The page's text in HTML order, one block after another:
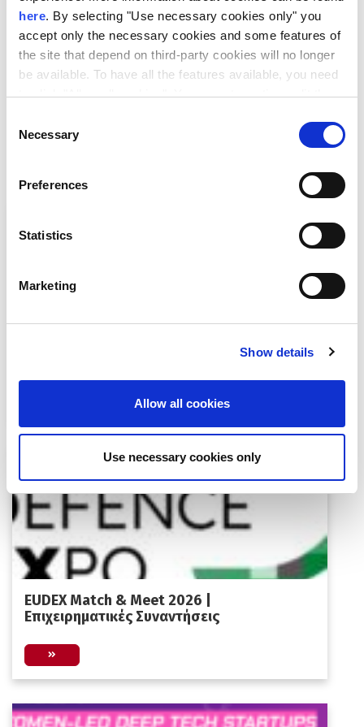
here. By selecting "Use necessary cookies only" you
accept only the necessary cookies and some features of
the site that depend on third-party cookies will no longer
be available. To have all the features available, you need
to click "Allow all cookies". You can at any time edit the
our site under "Manage cookies".
Selection
Necessary
Preferences
Statistics
Marketing
Show details
Allow all cookies
Use necessary cookies only
στον τομέα της αυτοκινητοβιομηχανίας και αποτελεί
θετικό παράδειγμα στρατηγικών διμερών
EU-Japan Biotech & Pharma 2026
EUDEX Match & Meet 2026 |
Επιχειρηματικές Συναντήσεις